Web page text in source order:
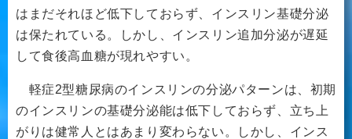
はまだそれほど低下しておらず、インスリン基礎分泌
は保たれている。しかし、インスリン追加分泌が遅延
して食後高血糖が現れやすい。
軽症2型糖尿病のインスリンの分泌パターンは、初期
のインスリンの基礎分泌能は低下しておらず、立ち上
がりは健常人とはあまり変わらない。しかし、インス